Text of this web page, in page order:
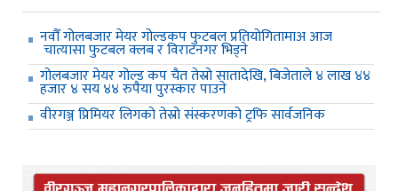
नवौँ गोलबजार मेयर गोल्डकप फुटबल प्रतियोगितामाअ आज
चात्यासा फुटबल क्लब र विराटनगर भिड्ने
गोलबजार मेयर गोल्ड कप चैत तेस्रो सातादेखि, बिजेताले ४ लाख ४४
हजार ४ सय ४४ रुपैया पुरस्कार पाउने
वीरगञ्ज प्रिमियर लिगको तेस्रो संस्करणको ट्रफि सार्वजनिक